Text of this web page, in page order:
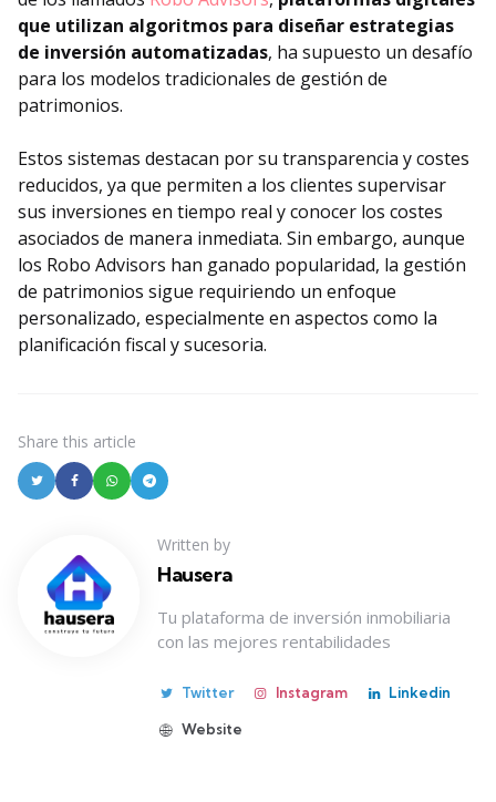
que utilizan algoritmos para diseñar estrategias
de inversión automatizadas, ha supuesto un desafío
para los modelos tradicionales de gestión de
patrimonios.
Estos sistemas destacan por su transparencia y costes
reducidos, ya que permiten a los clientes supervisar
sus inversiones en tiempo real y conocer los costes
asociados de manera inmediata. Sin embargo, aunque
los Robo Advisors han ganado popularidad, la gestión
de patrimonios sigue requiriendo un enfoque
personalizado, especialmente en aspectos como la
planificación fiscal y sucesoria.
Share this article
Written by
Hausera
Tu plataforma de inversión inmobiliaria
con las mejores rentabilidades
Twitter Instagram Linkedin
Website